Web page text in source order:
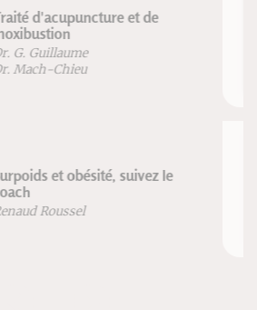
Manuel d'herboristerie et de
pharmacopée chinoise
Dr. G. Guillaume
Dr. Mach-Chieu
Traité de médecine
psychosomatique
Philip Pongy